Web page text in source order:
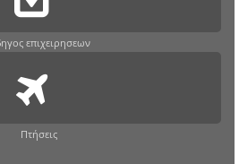
επιχειρησεων
Πτήσεις